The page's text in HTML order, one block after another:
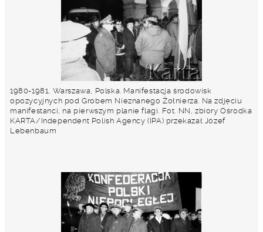
1980-1981, Warszawa, Polska. Manifestacja środowisk
opozycyjnych pod Grobem Nieznanego Żołnierza. Na zdjęciu
manifestanci, na pierwszym planie flagi. Fot. NN, zbiory Ośrodka
KARTA/Independent Polish Agency (IPA) przekazał Józef
Lebenbaum